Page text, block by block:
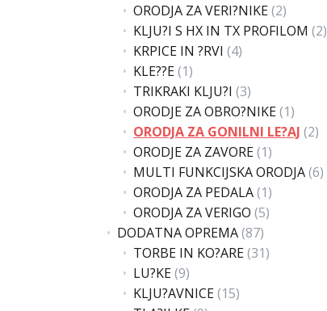
ORODJA ZA VERI?NIKE(2)
KLJU?I S HX IN TX PROFILOM (2)
KRPICE IN ?RVI (4)
KLE??E(1)
TRIKRAKI KLJU?I (3)
ORODJE ZA OBRO?NIKE(1)
ORODJA ZA GONILNI LE?AJ (2)
ORODJE ZA ZAVORE(1)
MULTI FUNKCIJSKA ORODJA(6)
ORODJA ZA PEDALA(1)
ORODJA ZA VERIGO (5)
DODATNA OPREMA(87)
TORBE IN KO?ARE(31)
LU?KE(9)
KLJU?AVNICE(15)